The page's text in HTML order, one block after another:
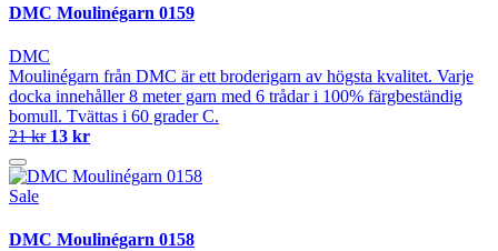
DMC Moulinégarn 0159
DMC
Moulinégarn från DMC är ett broderigarn av högsta kvalitet. Varje
docka innehåller 8 meter garn med 6 trådar i 100% färgbeständig
bomull. Tvättas i 60 grader C.
21 kr 13 kr
Sale
DMC Moulinégarn 0158